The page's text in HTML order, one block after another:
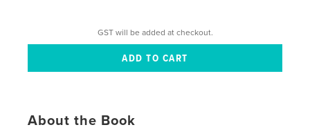
GST will be added at checkout.
About the Book